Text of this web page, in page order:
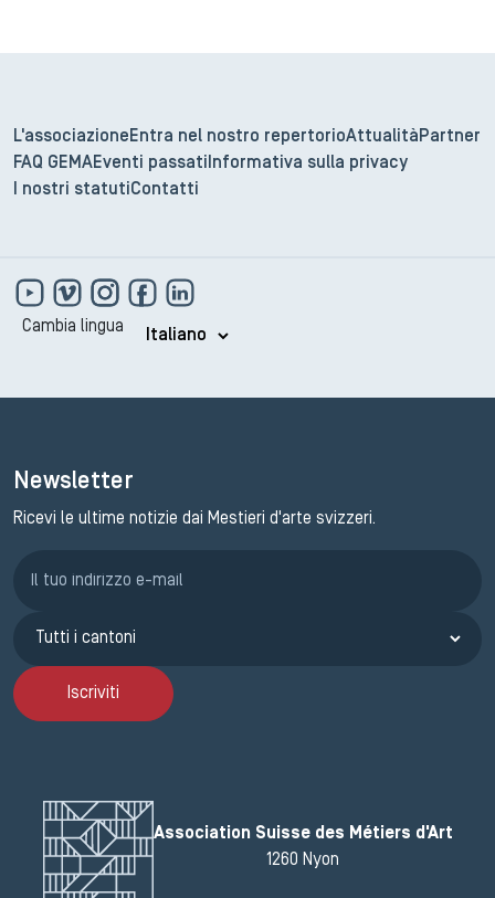
L'associazione Entra nel nostro repertorioAttualità Partner
FAQ GEMAEventi passati Informativa sulla privacy
I nostri statutiContatti
Cambia lingua
Newsletter
Ricevi le ultime notizie dai Mestieri d'arte svizzeri.
Iscriviti
Association Suisse des Métiers d'Art
1260 Nyon